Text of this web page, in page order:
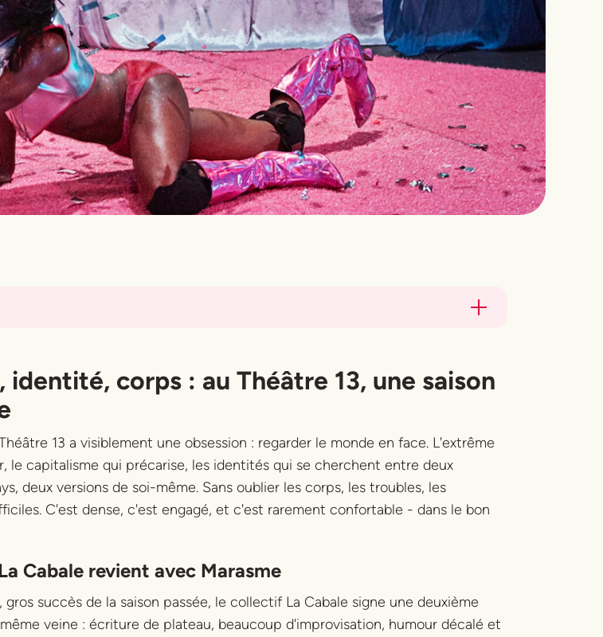
identité, corps : au Théâtre 13, une saison
13 a visiblement une obsession : regarder le monde en face. L'extrême
le capitalisme qui précarise, les identités qui se cherchent entre deux
deux versions de soi-même. Sans oublier les corps, les troubles, les
C'est dense, c'est engagé, et c'est rarement confortable - dans le bon
Cabale revient avec Marasme
, gros succès de la saison passée, le collectif La Cabale signe une deuxième
veine : écriture de plateau, beaucoup d'improvisation, humour décalé et